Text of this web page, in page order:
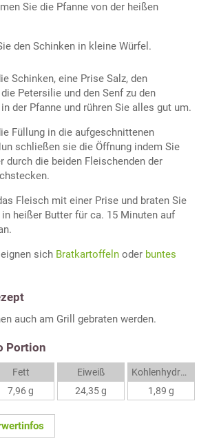
Sie die Pfanne von der heißen
den Schinken in kleine Würfel.
Schinken, eine Prise Salz, den
Petersilie und den Senf zu den
der Pfanne und rühren Sie alles gut um.
Füllung in die aufgeschnittenen
schließen sie die Öffnung indem Sie
durch die beiden Fleischenden der
Fleisch mit einer Prise und braten Sie
heißer Butter für ca. 15 Minuten auf
sich Bratkartoffeln oder buntes
auch am Grill gebraten werden.
Portion
Fett
7,96 g
Eiweiß
24,35 g
Kohlenhydrate
1,89 g